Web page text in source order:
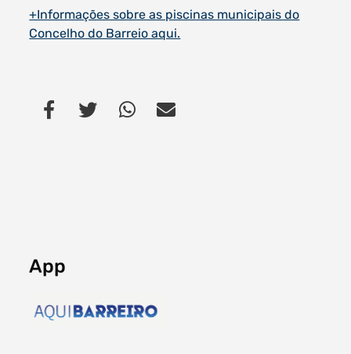
+Informações sobre as piscinas municipais do
Concelho do Barreio aqui.
App